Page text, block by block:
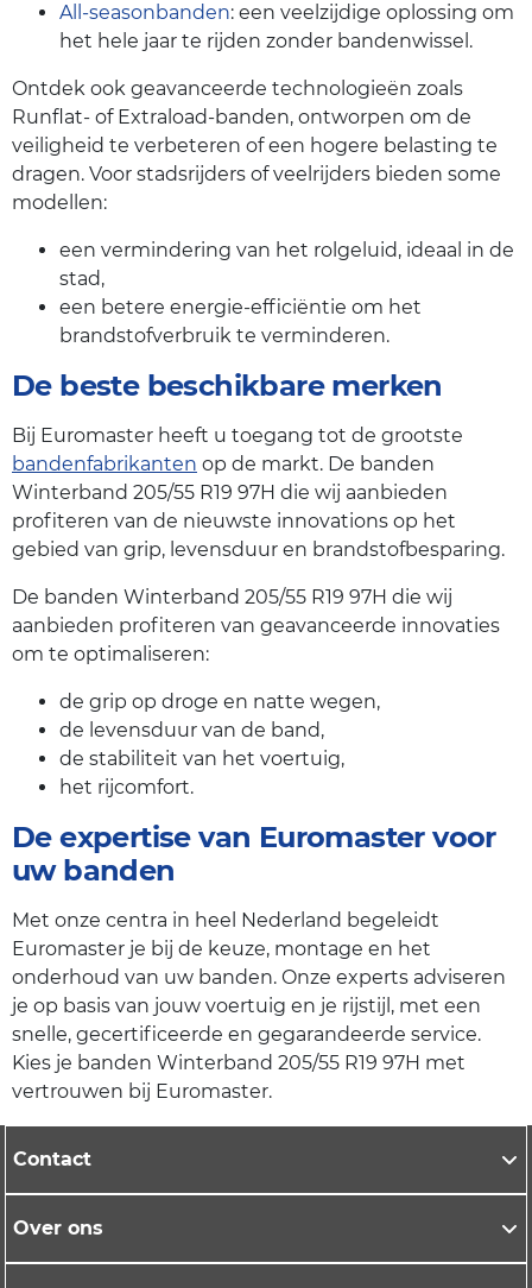
All-seasonbanden: een veelzijdige oplossing om
het hele jaar te rijden zonder bandenwissel.
Ontdek ook geavanceerde technologieën zoals
Runflat- of Extraload-banden, ontworpen om de
veiligheid te verbeteren of een hogere belasting te
dragen. Voor stadsrijders of veelrijders bieden some
modellen:
een vermindering van het rolgeluid, ideaal in de
stad,
een betere energie-efficiëntie om het
brandstofverbruik te verminderen.
De beste beschikbare merken
Bij Euromaster heeft u toegang tot de grootste
bandenfabrikanten op de markt. De banden
Winterband 205/55 R19 97H die wij aanbieden
profiteren van de nieuwste innovations op het
gebied van grip, levensduur en brandstofbesparing.
De banden Winterband 205/55 R19 97H die wij
aanbieden profiteren van geavanceerde innovaties
om te optimaliseren:
de grip op droge en natte wegen,
de levensduur van de band,
de stabiliteit van het voertuig,
het rijcomfort.
De expertise van Euromaster voor
uw banden
Met onze centra in heel Nederland begeleidt
Euromaster je bij de keuze, montage en het
onderhoud van uw banden. Onze experts adviseren
je op basis van jouw voertuig en je rijstijl, met een
snelle, gecertificeerde en gegarandeerde service.
Kies je banden Winterband 205/55 R19 97H met
vertrouwen bij Euromaster.
Contact
Over ons